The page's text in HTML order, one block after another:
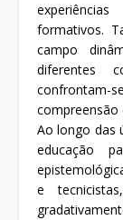
formativos.
campo
diferentes
confrontam-
compreensão
Ao longo das
educação
e